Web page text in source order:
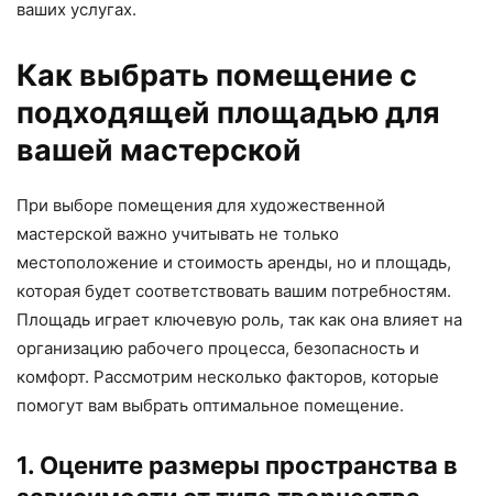
ваших услугах.
Как выбрать помещение с
подходящей площадью для
вашей мастерской
При выборе помещения для художественной
мастерской важно учитывать не только
местоположение и стоимость аренды, но и площадь,
которая будет соответствовать вашим потребностям.
Площадь играет ключевую роль, так как она влияет на
организацию рабочего процесса, безопасность и
комфорт. Рассмотрим несколько факторов, которые
помогут вам выбрать оптимальное помещение.
1. Оцените размеры пространства в